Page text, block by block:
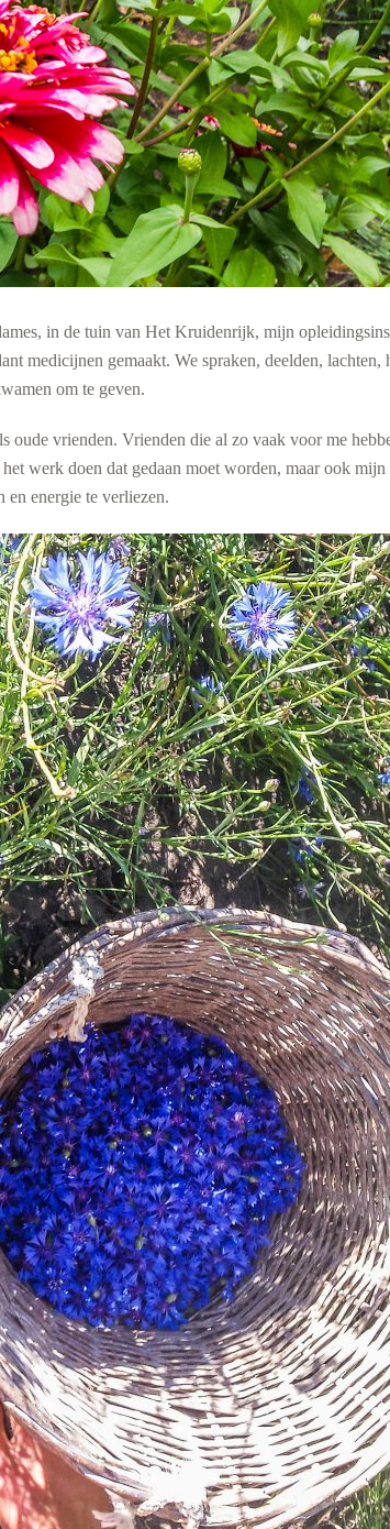
in de tuin van Het Kruidenrijk, mijn
medicijnen gemaakt. We spraken, deelden,
om te geven.
oude vrienden. Vrienden die al zo vaak voor me
werk doen dat gedaan moet worden, maar ook
en energie te verliezen.